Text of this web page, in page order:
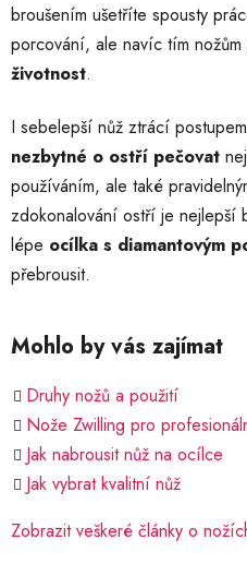
broušením ušetříte spousty
porcování, ale navíc tím nožům
životnost.
I sebelepší nůž ztrácí
nezbytné o ostří pečovat
používáním, ale také
zdokonalování ostří je nejlepší
lépe ocílka s diamantovým
přebrousit.
Mohlo by vás zajímat
Druhy nožů a použití
Nože Zwilling pro
Jak nabrousit nůž na ocílce
Jak vybrat kvalitní nůž
Zobrazit veškeré články o